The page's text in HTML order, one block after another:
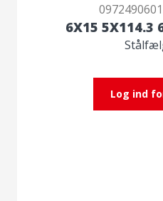
6X15 5X114.3
Log ind